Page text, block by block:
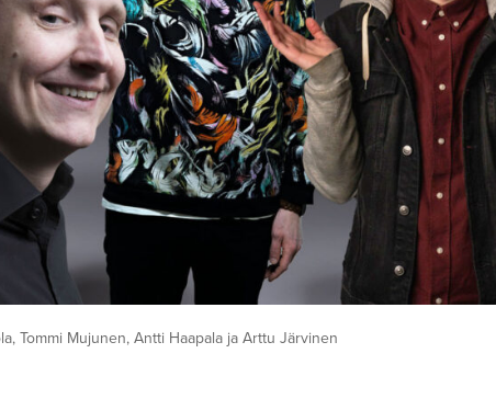
Tommi Mujunen, Antti Haapala ja Arttu Järvinen